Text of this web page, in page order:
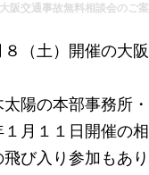
大阪交通事故無料相談会のご案
（土）開催の大
陽の本部事務所
月１１日開催の
び入り参加もあ